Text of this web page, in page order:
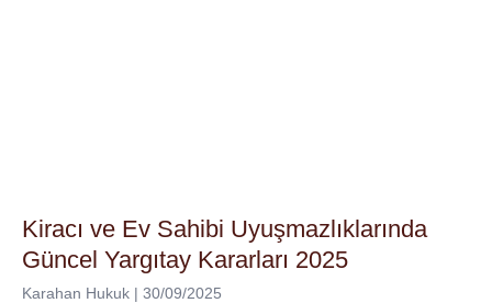
Kiracı ve Ev Sahibi Uyuşmazlıklarında
Güncel Yargıtay Kararları 2025
Karahan Hukuk 30/09/2025